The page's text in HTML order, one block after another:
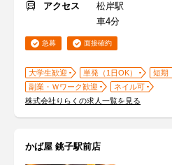
アクセス
松岸駅
車4分
急募 面接確約
大学生歓迎 単発（1日OK）
短期
副業・Ｗワーク歓迎
ネイル可
株式会社りらくの求人一覧を見る
かば屋 銚子駅前店